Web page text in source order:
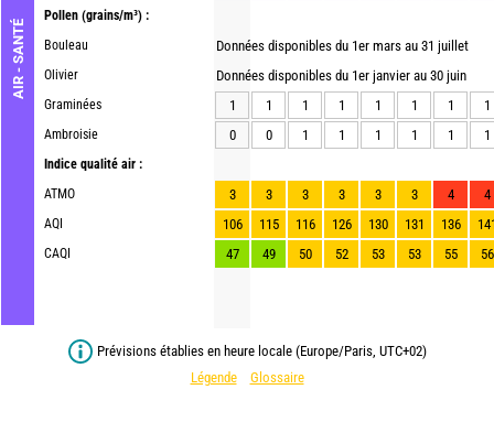
AIR - SANTÉ
Pollen (grains/m³) :
Bouleau
Olivier
Graminées
Ambroisie
Indice qualité air :
ATMO
AQI
CAQI
Données disponibles du 1er mars au 31 juillet
Données disponibles du 1er janvier au 30 juin
1
1 1 1 1 1 1
1
0
0 1 1 1 1 1 1
3 3 3 3 3 3 4
4
106
115 116 126 130 131 136
47
49 50 52 53 53 55 56
Prévisions établies en heure locale (Europe/Paris, UTC+02)
Légende
Glossaire